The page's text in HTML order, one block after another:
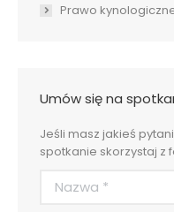
Prawo
Umów się na
Jeśli masz jakieś
spotkanie skorzystaj z